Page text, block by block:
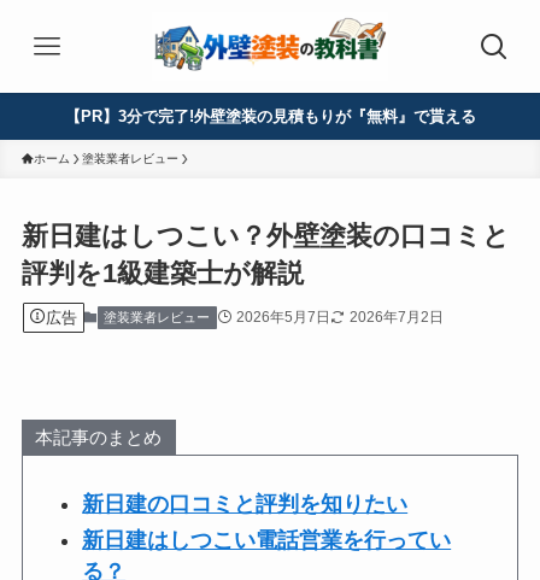
【PR】3分で完了!外壁塗装の見積もりが『無料』で貰える
ホーム 塗装業者レビュー
新日建はしつこい？外壁塗装の口コミと
評判を1級建築士が解説
広告 塗装業者レビュー 2026年5月7日 2026年7月2日
本記事のまとめ
新日建の口コミと評判を知りたい
新日建はしつこい電話営業を行ってい
る？